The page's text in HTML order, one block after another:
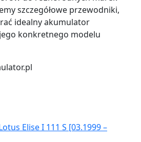
szczegółowe przewodniki,
idealny akumulator
konkretnego modelu
Elise I 111 S [03.1999 –